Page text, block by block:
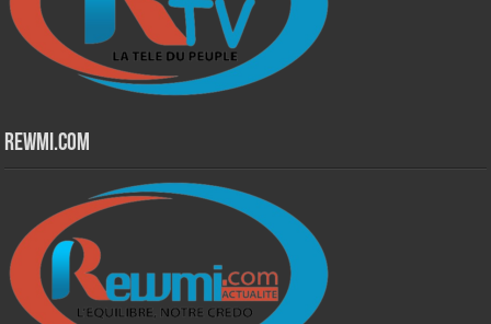
Rewmi.Com